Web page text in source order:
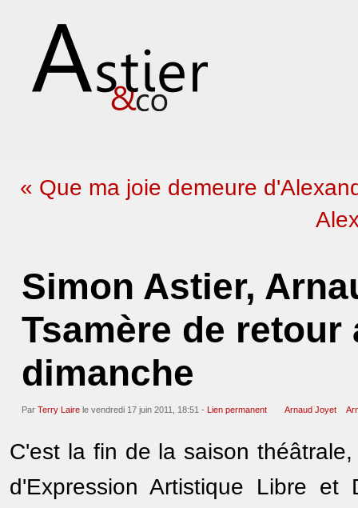
« Que ma joie demeure
Simon Astier,
Tsamère de retour
dimanche
Par Terry Laire le vendredi 17 juin 2011, 18:51 - Lien permanent Arnaud Joyet
C'est la fin de la saison
d'Expression Artistique Libre